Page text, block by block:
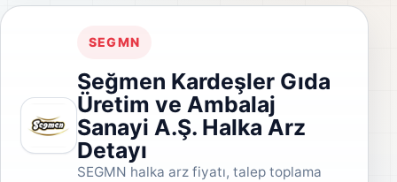
SEGMN
Seğmen Kardeşler Gıda
Üretim ve Ambalaj
Sanayi A.Ş. Halka Arz
Detayı
SEGMN halka arz fiyatı, talep toplama